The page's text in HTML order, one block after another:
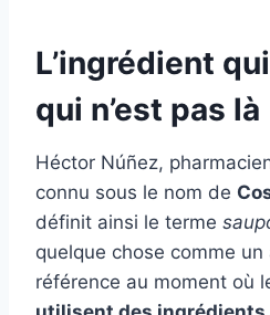
L’ingrédient
qui n’est pas là
Héctor Núñez,
connu sous le nom de
définit ainsi le terme
quelque chose comme
référence au moment où